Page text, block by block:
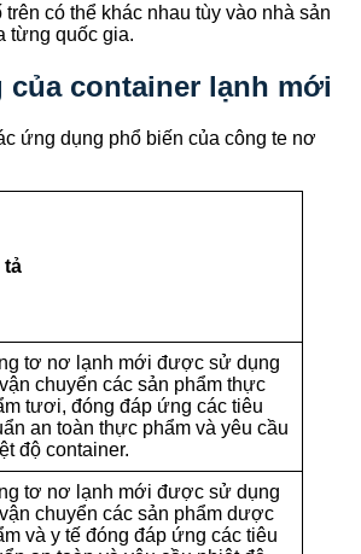
trên có thể khác nhau tùy vào nhà sản
từng quốc gia.
của container lạnh mới
ứng dụng phổ biến của công te nơ
tả
tơ nơ lạnh mới được sử dụng
chuyển các sản phẩm thực
tươi, đóng đáp ứng các tiêu
an toàn thực phẩm và yêu cầu
độ container.
tơ nơ lạnh mới được sử dụng
chuyển các sản phẩm dược
và y tế đóng đáp ứng các tiêu